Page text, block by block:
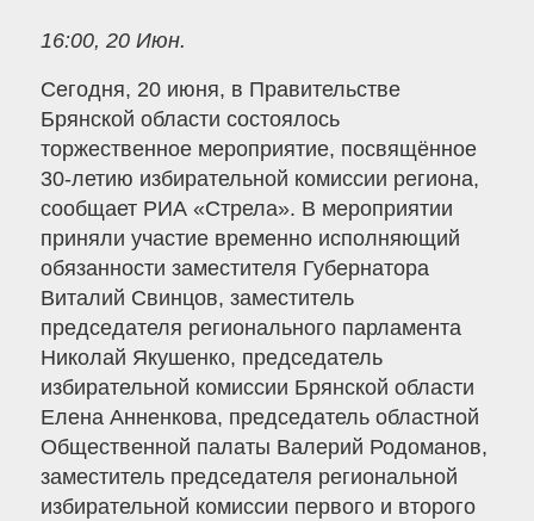
16:00, 20 Июн.
Сегодня, 20 июня, в Правительстве
Брянской области состоялось
торжественное мероприятие, посвящённое
30-летию избирательной комиссии региона,
сообщает РИА «Стрела». В мероприятии
приняли участие временно исполняющий
обязанности заместителя Губернатора
Виталий Свинцов, заместитель
председателя регионального парламента
Николай Якушенко, председатель
избирательной комиссии Брянской области
Елена Анненкова, председатель областной
Общественной палаты Валерий Родоманов,
заместитель председателя региональной
избирательной комиссии первого и второго